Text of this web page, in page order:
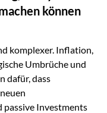
Notwendigkeit. 1.
können
komplexer. Inflation,
Umbrüche und
dafür, dass
passive Investments